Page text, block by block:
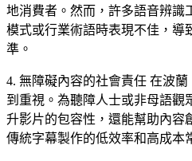
字幕檔
SRT · VTT
地消費者。然而，許多語音辨識
模式或行業術語時表現不佳，導
準。
4. 無障礙內容的社會責任 在波
到重視。為聽障人士或非母語觀
升影片的包容性，還能幫助內容
傳統字幕製作的低效率和高成本